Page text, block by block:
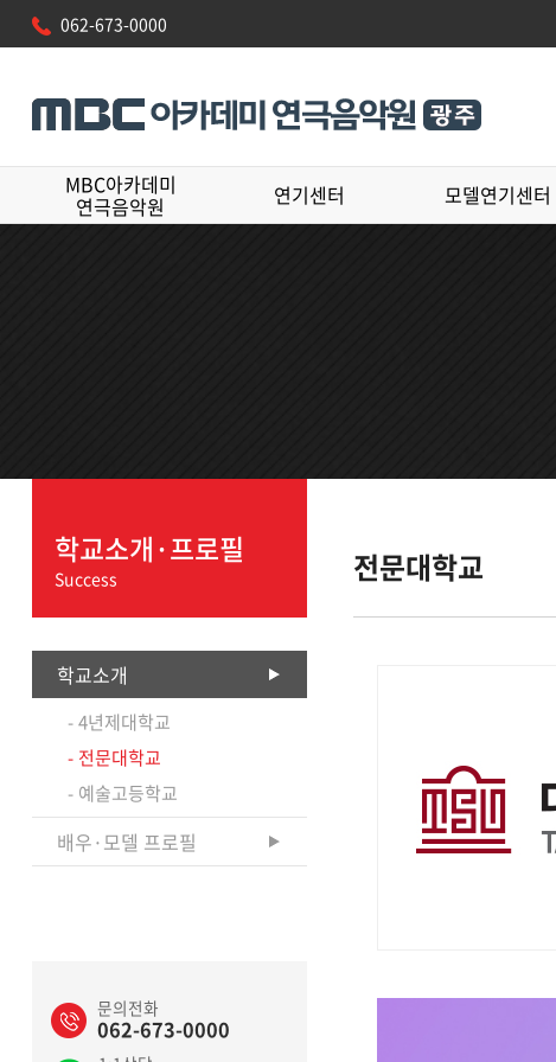
062-673-0000
MBC아카데미
연극음악원 연기센터 모델연기센터
학교소개·프로필
Success
학교소개
4년제대학교
전문대학교
예술고등학교
배우·모델 프로필
문의전화
062-673-0000
전문대학교